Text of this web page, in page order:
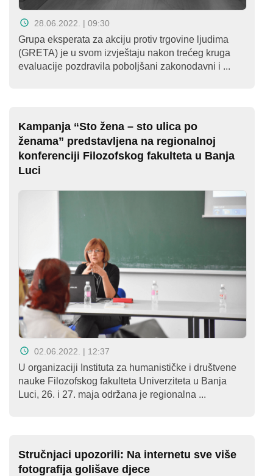
28.06.2022. | 09:30
Grupa eksperata za akciju protiv trgovine ljudima
(GRETA) je u svom izvještaju nakon trećeg kruga
evaluacije pozdravila poboljšani zakonodavni i ...
Kampanja “Sto žena – sto ulica po
ženama” predstavljena na regionalnoj
konferenciji Filozofskog fakulteta u Banja
Luci
02.06.2022. | 12:37
U organizaciji Instituta za humanističke i društvene
nauke Filozofskog fakulteta Univerziteta u Banja
Luci, 26. i 27. maja održana je regionalna ...
Stručnjaci upozorili: Na internetu sve više
fotografija golišave djece